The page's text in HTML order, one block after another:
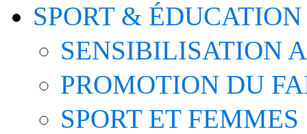
SPORT &
SENSIBILISATION
PROMOTION DU
SPORT ET FEMMES